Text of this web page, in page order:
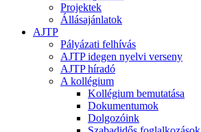
Projektek
Állásajánlatok
AJTP
Pályázati felhívás
AJTP idegen nyelvi verseny
AJTP híradó
A kollégium
Kollégium bemutatása
Dokumentumok
Dolgozóink